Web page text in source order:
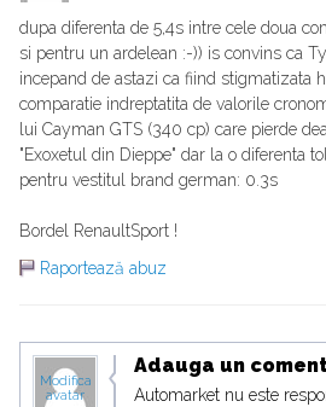
dupa diferenta de 5,4s intre cele doua
si pentru un ardelean :-)) is convins ca
incepand de astazi ca fiind stigmatizata
comparatie indreptatita de valorile
lui Cayman GTS (340 cp) care pierde
"Exoxetul din Dieppe" dar la o diferenta
pentru vestitul brand german: 0.3s
Bordel RenaultSport !
Raportează abuz
Modifica
avatar
Adauga un
Automarket nu este